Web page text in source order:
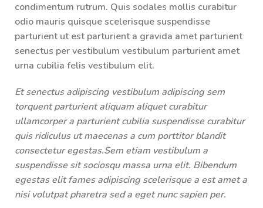
condimentum rutrum. Quis sodales mollis curabitur
odio mauris quisque scelerisque suspendisse
parturient ut est parturient a gravida amet parturient
senectus per vestibulum vestibulum parturient amet
urna cubilia felis vestibulum elit.
Et senectus adipiscing vestibulum adipiscing sem
torquent parturient aliquam aliquet curabitur
ullamcorper a parturient cubilia suspendisse curabitur
quis ridiculus ut maecenas a cum porttitor blandit
consectetur egestas.Sem etiam vestibulum a
suspendisse sit sociosqu massa urna elit. Bibendum
egestas elit fames adipiscing scelerisque a est amet a
nisi volutpat pharetra sed a eget nunc sapien per.